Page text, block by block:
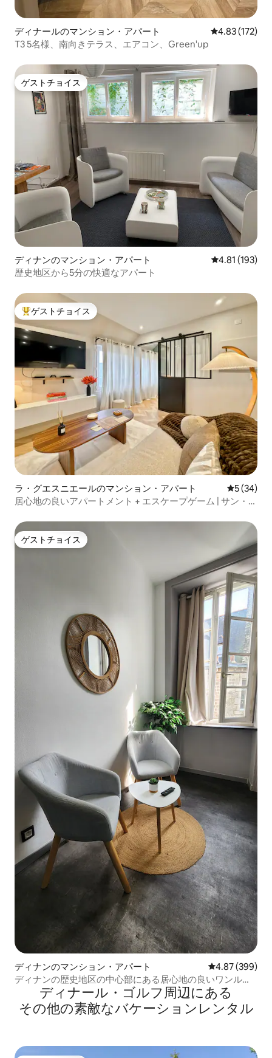
ディナールのマンション・アパート レビュー172
4.83 (172)
T3 5名様、南向きテラス、エアコン、Green'up
ゲストチョイス
ゲストチョイス
ディナンのマンション・アパート レビュー193
4.81 (193)
歴史地区から5分の快適なアパート
大好評のゲストチョイスです。
ゲストチョイス
ラ・グエスニエールのマンション・アパート レビュー
5 (34)
居心地の良いアパートメント + エスケープゲーム | サン・マ
ゲストチョイス
ゲストチョイス
ディナンのマンション・アパート レビュー399
4.87 (399)
ディナンの歴史地区の中心部にある居心地の良いワンルー
ディナール・ゴルフ⁠周⁠辺⁠に⁠あ⁠る
そ⁠の⁠他⁠の素⁠敵⁠なバ⁠ケ⁠ー⁠シ⁠ョ⁠ン⁠レ⁠ン⁠タ⁠ル